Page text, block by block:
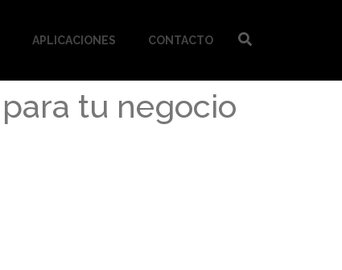
APLICACIONES CONTACTO
tu negocio